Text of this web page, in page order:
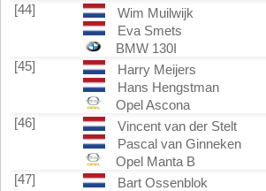
[44]
Wim Muilwijk
Eva Smets
BMW 130I
[45]
Harry Meijers
Hans Hengstman
Opel Ascona
[46]
Vincent van der Stelt
Pascal van Ginneken
Opel Manta B
[47]
Bart Ossenblok